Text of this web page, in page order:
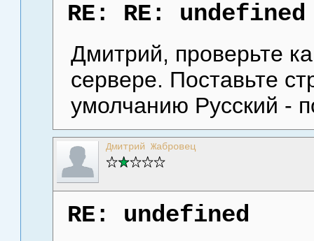
RE: RE: undefined
Дмитрий, проверьте
сервере. Поставьте
умолчанию Русский -
Дмитрий Жабровец
RE: undefined